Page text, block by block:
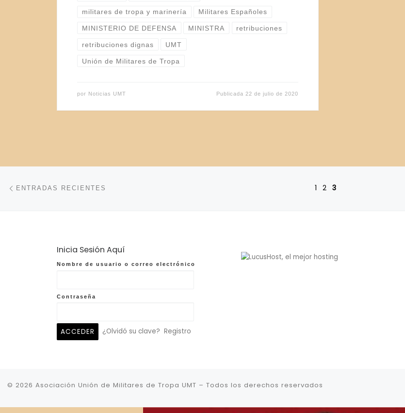
militares de tropa y marinería Militares Españoles
MINISTERIO DE DEFENSA MINISTRA retribuciones
retribuciones dignas UMT
Unión de Militares de Tropa
por Noticias UMT Publicada 22 de julio de 2020
Navegación de entradas
ENTRADAS RECIENTES 1 2 3
Inicia Sesión Aquí
Nombre de usuario o correo electrónico
Contraseña
¿Olvidó su clave? Registro
© 2026 Asociación Unión de Militares de Tropa UMT – Todos los derechos reservados